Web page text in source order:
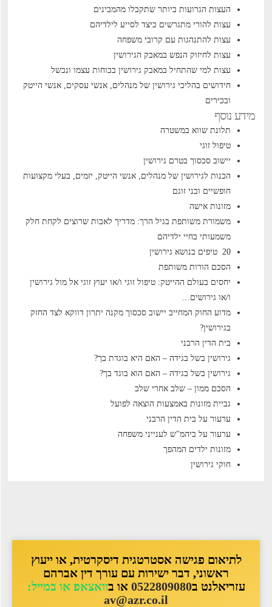
העצות הגרועות ביותר שתקבלו מהמבינים
עצות להורי מתגרשים כיצד לסייע לילדיהם
עצות להתנהגות עם קרובי משפחה
עצות לחיזוק הנפש במאבק הגירושין
עצות למי שהתחיל במאבק גירושין בכוחות עצמו ונכשל
חידושים בהליכי גירושין של מנהלים, אנשי עסקים, אנשי הייטק
ובכירים
מידע נוסף
תלונת שווא במשטרה
טיפול זוגי
יישוב סכסוך בטרם גירושין
הכנות לגירושין של מנהלים, אנשי הייטק, יזמים, בעלי מקצועות
חופשיים ובני זוגם
מזונות אישה
משמורת משותפת בגיל הרך: מדריך לאבות שרוצים לקחת חלק
משמעותי בחיי ילדיהם
20 טיפים בנושא גירושין
הסכם הורות משותפת
יחסים בעולם ההייטק: טיפול זוגי ו/או יעוץ זוגי אל מול גירושין
ו/או גירושים…
מדוע החוק המחייב יישוב סכסוך מקנה יתרון דווקא לצד החזק
בגירושין?
בית הדין הרבני
גירושין בשל בגידה – האם היא בוגדת בך?
גירושין בשל בגידה – האם הוא בוגד בך?
הסכם ממון – שלב אחרי שלב
גביית מזונות באמצעות הוצאה לפועל
ערעור על בית הדין הרבני
ערעור על ביהמ"ש לענייני משפחה
מזונות ילדים המהפך
חוקי גירושין
לתיאום פגישה אסטרטגית דיסקרטית, או ייעוץ
ראשוני, דבר ישירות עם עורך דין אברהם
עזריאלנט ב0522809080או בוואצאפ או במייל:
av@azr.co.il